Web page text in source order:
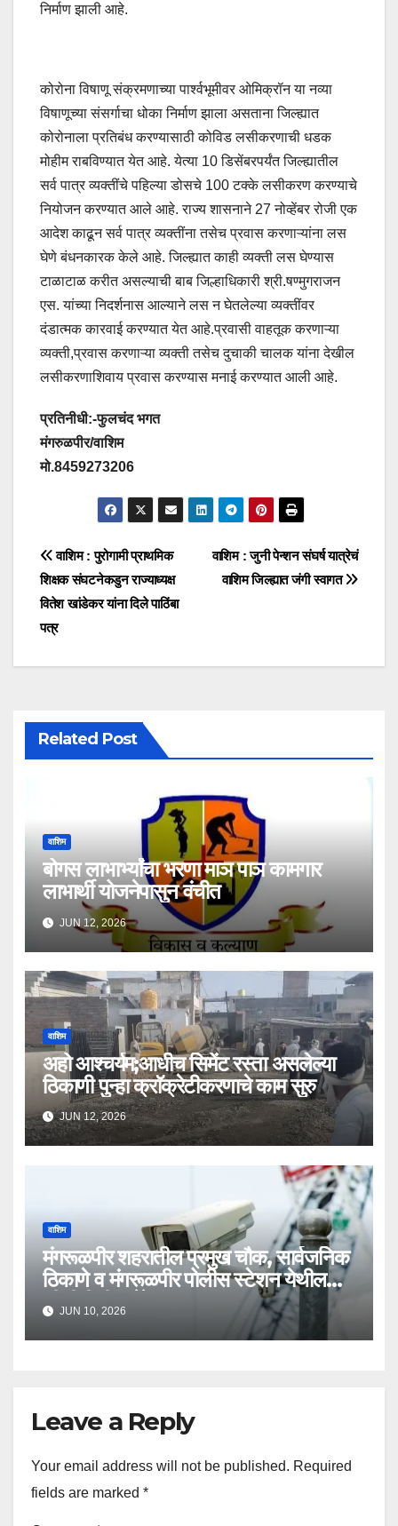
निर्माण झाली आहे.
कोरोना विषाणू संक्रमणाच्या पार्श्वभूमीवर ओमिक्रॉन या नव्या
विषाणूच्या संसर्गाचा धोका निर्माण झाला असताना जिल्ह्यात
कोरोनाला प्रतिबंध करण्यासाठी कोविड लसीकरणाची धडक
मोहीम राबविण्यात येत आहे. येत्या 10 डिसेंबरपर्यंत जिल्ह्यातील
सर्व पात्र व्यक्तींचे पहिल्या डोसचे 100 टक्के लसीकरण करण्याचे
नियोजन करण्यात आले आहे. राज्य शासनाने 27 नोव्हेंबर रोजी एक
आदेश काढून सर्व पात्र व्यक्तींना तसेच प्रवास करणाऱ्यांना लस
घेणे बंधनकारक केले आहे. जिल्ह्यात काही व्यक्ती लस घेण्यास
टाळाटाळ करीत असल्याची बाब जिल्हाधिकारी श्री.षण्मुगराजन
एस. यांच्या निदर्शनास आल्याने लस न घेतलेल्या व्यक्तींवर
दंडात्मक कारवाई करण्यात येत आहे.प्रवासी वाहतूक करणाऱ्या
व्यक्ती,प्रवास करणाऱ्या व्यक्ती तसेच दुचाकी चालक यांना देखील
लसीकरणाशिवाय प्रवास करण्यास मनाई करण्यात आली आहे.
प्रतिनीधी:-फुलचंद भगत
मंगरुळपीर/वाशिम
मो.8459273206
वाशिम : जुनी पेन्शन संघर्ष यात्रेचं
वाशिम जिल्ह्यात जंगी स्वागत
वाशिम : पुरोगामी प्राथमिक
शिक्षक संघटनेकडुन राज्याध्यक्ष
वितेश खांडेकर यांना दिले पाठिंबा
पत्र
Related Post
वाशिम
बोगस लाभार्भ्यांचा भरणा माञ पाञ कामगार
लाभार्थी योजनेपासुन वंचीत
JUN 12, 2026
वाशिम
अहो आश्चर्यम;आधीच सिमेंट रस्ता असलेल्या
ठिकाणी पुन्हा क्राॅक्रेटीकरणाचे काम सुरु
JUN 12, 2026
वाशिम
मंगरूळपीर शहरातील प्रमुख चौक, सार्वजनिक
ठिकाणे व मंगरूळपीर पोलीस स्टेशन येथील
सीसीटीव्ही कॅमेरे बंद
JUN 10, 2026
Leave a Reply
Your email address will not be published. Required
fields are marked *